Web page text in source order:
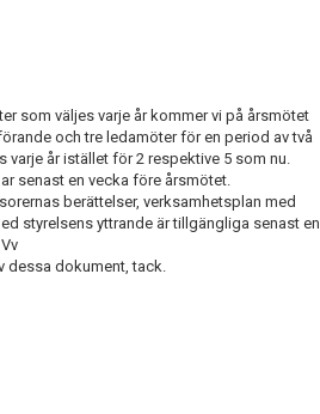
som väljes varje år kommer vi på årsmötet
och tre ledamöter för en period av två
varje år istället för 2 respektive 5 som nu.
senast en vecka före årsmötet.
berättelser, verksamhetsplan med
styrelsens yttrande är tillgängliga senast en
dessa dokument, tack.